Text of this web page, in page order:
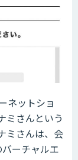
ネットショ
ミさんという
ミさんは、会
ーチャルエ